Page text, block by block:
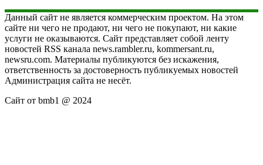
Данный сайт не является коммерческим проектом. На этом
сайте ни чего не продают, ни чего не покупают, ни какие
услуги не оказываются. Сайт представляет собой ленту
новостей RSS канала news.rambler.ru, kommersant.ru,
newsru.com. Материалы публикуются без искажения,
ответственность за достоверность публикуемых новостей
Администрация сайта не несёт.
Сайт от bmb1 @ 2024